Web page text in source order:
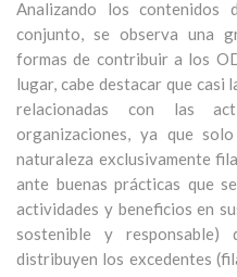
Analizando los contenidos
conjunto, se observa una
formas de contribuir a los
lugar, cabe destacar que casi
relacionadas con las
organizaciones, ya que
naturaleza exclusivamente
ante buenas prácticas que
actividades y beneficios en
sostenible y
distribuyen los excedentes